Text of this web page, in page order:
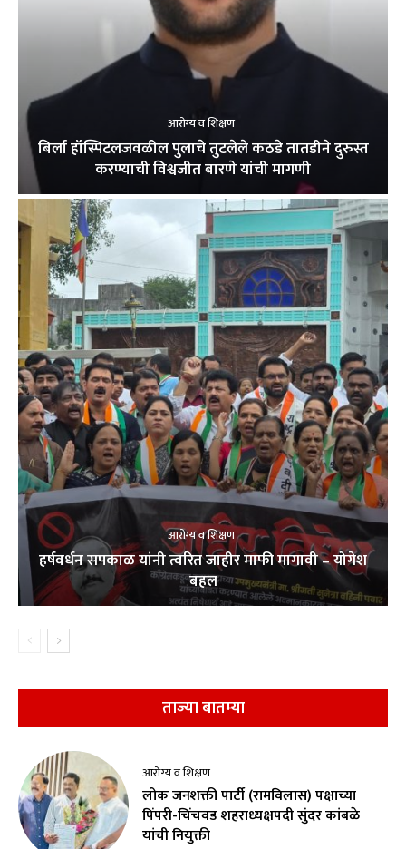
आरोग्य व शिक्षण
बिर्ला हॉस्पिटलजवळील पुलाचे तुटलेले कठडे तातडीने दुरुस्त
करण्याची विश्वजीत बारणे यांची मागणी
आरोग्य व शिक्षण
हर्षवर्धन सपकाळ यांनी त्वरित जाहीर माफी मागावी – योगेश
बहल
ताज्या बातम्या
आरोग्य व शिक्षण
लोक जनशक्ती पार्टी (रामविलास) पक्षाच्या
पिंपरी-चिंचवड शहराध्यक्षपदी सुंदर कांबळे
यांची नियुक्ती